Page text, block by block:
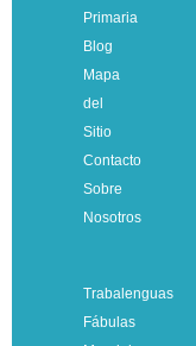
Primaria
Blog
Mapa
del
Sitio
Contacto
Sobre
Nosotros
Trabalenguas
Fábulas